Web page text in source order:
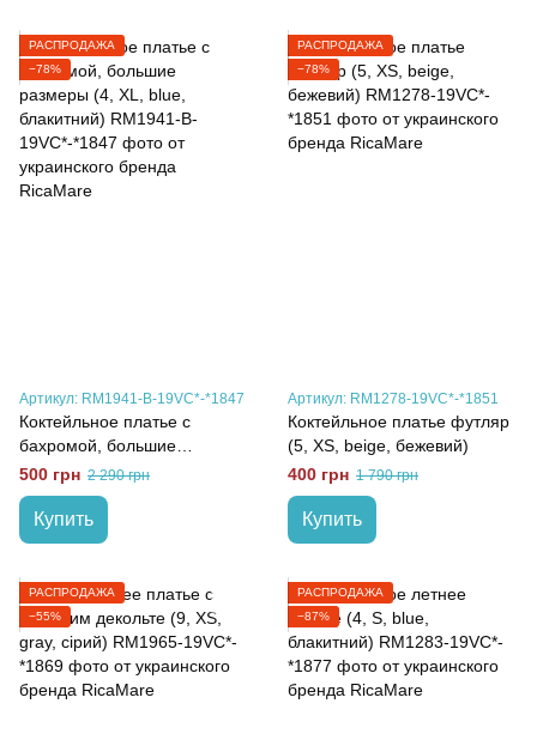
РАСПРОДАЖА
−78%
Артикул: RM1941-B-19VC*-*1847
Коктейльное платье с
бахромой, большие
размеры (4, XL, blue,
блакитний)
500 грн 2 290 грн
Купить
РАСПРОДАЖА
−78%
Артикул: RM1278-19VC*-*1851
Коктейльное платье футляр
(5, XS, beige, бежевий)
400 грн 1 790 грн
Купить
РАСПРОДАЖА
−55%
РАСПРОДАЖА
−87%